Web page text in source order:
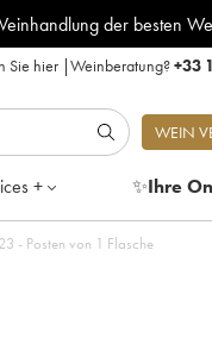
der besten
Sie hier|Weinberatung?+33
WEIN
+ ✨Ihre
- Posten von 1 Flasche